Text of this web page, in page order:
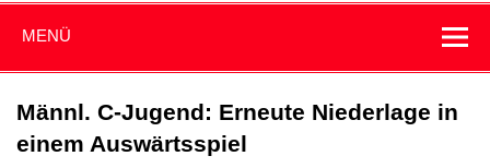
MENÜ
Männl. C-Jugend: Erneute Niederlage in
einem Auswärtsspiel